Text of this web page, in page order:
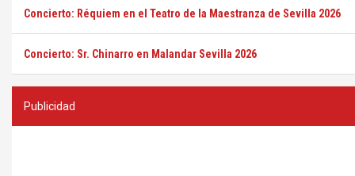
Concierto: Réquiem en el Teatro de la Maestranza de Sevilla 2026
Concierto: Sr. Chinarro en Malandar Sevilla 2026
Publicidad